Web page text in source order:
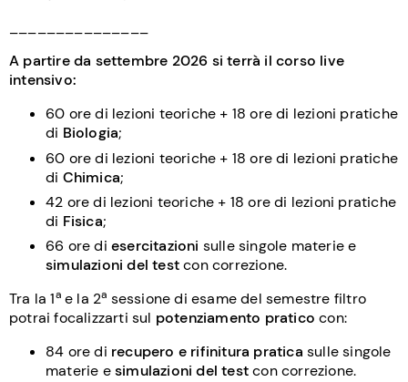
A partire da settembre 2026 si terrà il corso live
intensivo:
60 ore di lezioni teoriche + 18 ore di lezioni pratiche
di Biologia;
60 ore di lezioni teoriche + 18 ore di lezioni pratiche
di Chimica;
42 ore di lezioni teoriche + 18 ore di lezioni pratiche
di Fisica;
66 ore di esercitazioni sulle singole materie e
simulazioni del testcon correzione.
Tra la 1ae la 2a sessione di esame del semestre filtro
potrai focalizzarti sul potenziamento pratico con:
84 ore di recupero e rifinitura pratica sulle singole
materie esimulazioni del testcon correzione.